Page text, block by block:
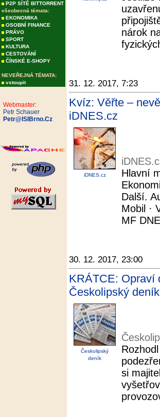
P2P SÍTĚ BITTORRENT
všeobecná témata:
EKONOMIKA
OSOBNÍ FINANCE
PRÁVO
SPORT
KULTURA
CESTOVÁNÍ
ČÍNSKÉ E-SHOPY
NEVEŘEJNÁ TÉMATA:
vstoupit
Webmaster:
Petr Schauer
Petr@ISIBrno.Cz
nárok
31. 12. 2017, 7:23
Kvíz: Věřte –
iDNES.cz
iDNES.cz
Hlavní
Další.
Mobil ·
MF
30. 12. 2017, 23:00
KRÁTCE: Opraví
Českolipský deník
Českolipský
deník
si